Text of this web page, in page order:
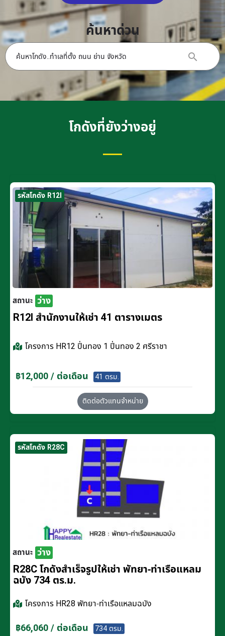
ค้นหาด่วน
โกดังที่ยังว่างอยู่
รหัสโกดัง R12I
สถานะ ว่าง
R12I สำนักงานให้เช่า 41 ตารางเมตร
โครงการ HR12 ปิ่นทอง 1 ปิ่นทอง 2 ศรีราชา
฿12,000 / ต่อเดือน 41 ตรม.
ติดต่อตัวแทนจำหน่าย
รหัสโกดัง R28C
สถานะ ว่าง
R28C โกดังสำเร็จรูปให้เช่า พัทยา-ท่าเรือแหลม
ฉบัง 734 ตร.ม.
โครงการ HR28 พัทยา-ท่าเรือแหลมฉบัง
฿66,060 / ต่อเดือน 734 ตรม.